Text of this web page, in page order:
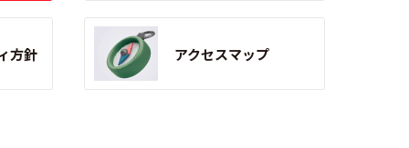
方針 アクセスマップ